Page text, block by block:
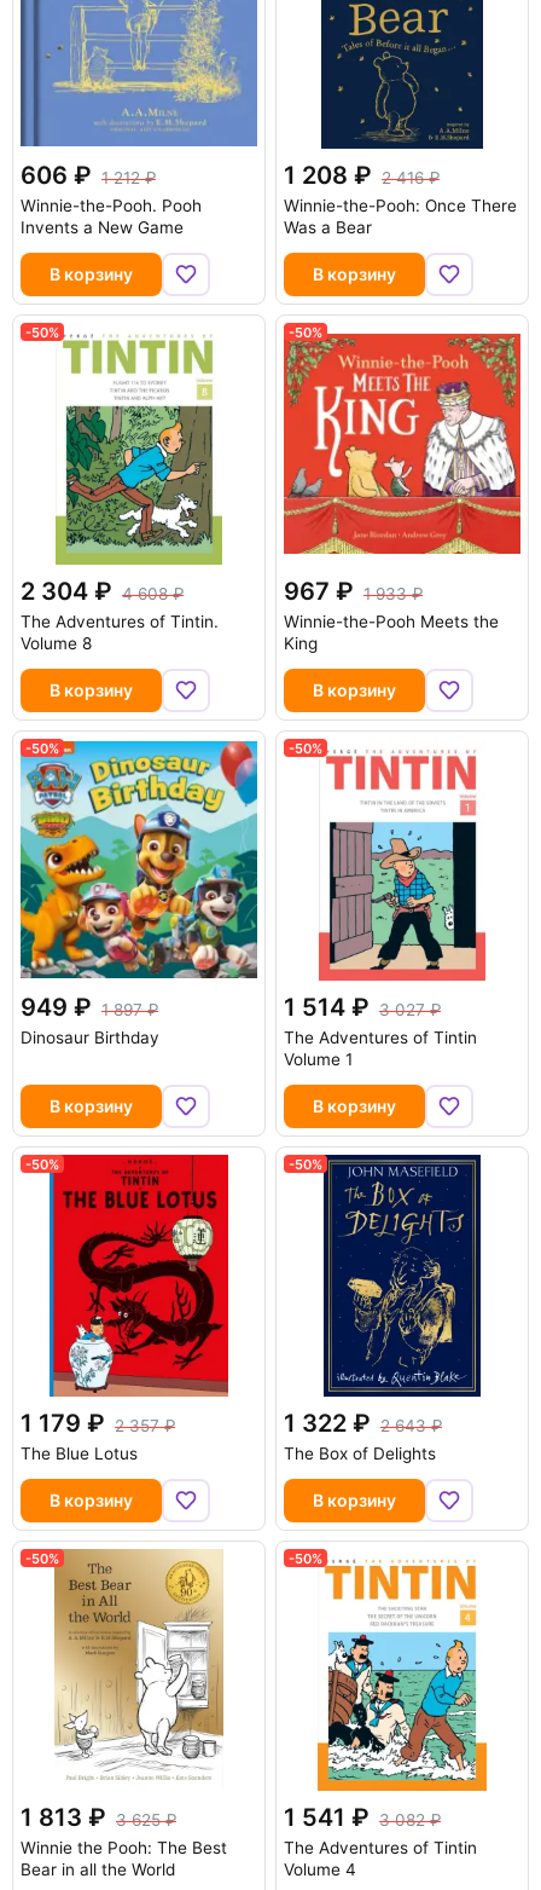
606
1 212
Winnie-the-Pooh. Pooh
Invents a New Game
В корзину
1 208
2 416
Winnie-the-Pooh: Once There
Was a Bear
В корзину
-50%
2 304
4 608
The Adventures of Tintin.
Volume 8
В корзину
-50%
967
1 933
Winnie-the-Pooh Meets the
King
В корзину
-50%
949
1 897
Dinosaur Birthday
В корзину
-50%
1 514
3 027
The Adventures of Tintin
Volume 1
В корзину
-50%
1 179
2 357
The Blue Lotus
В корзину
-50%
1 322
2 643
The Box of Delights
В корзину
-50%
1 813
3 625
Winnie the Pooh: The Best
Bear in all the World
-50%
1 541
3 082
The Adventures of Tintin
Volume 4